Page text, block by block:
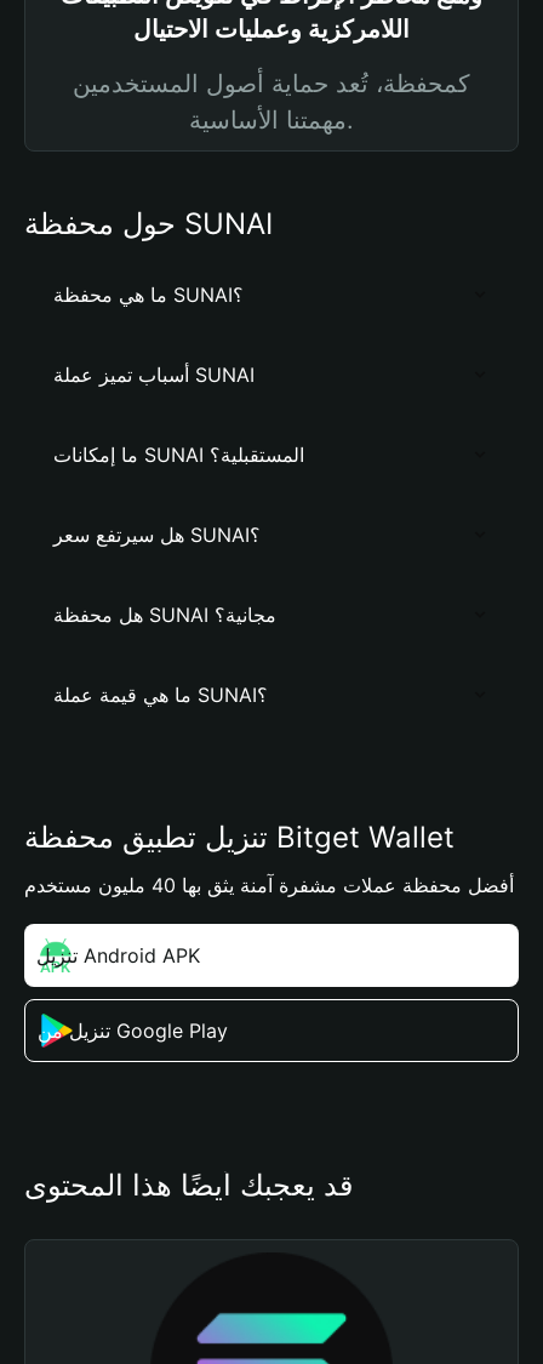
اللامركزية وعمليات الاحتيال
كمحفظة، تُعد حماية أصول المستخدمين
مهمتنا الأساسية.
حول محفظة SUNAI
ما هي محفظة SUNAI؟
أسباب تميز عملة SUNAI
ما إمكانات SUNAI المستقبلية؟
هل سيرتفع سعر SUNAI؟
هل محفظة SUNAI مجانية؟
ما هي قيمة عملة SUNAI؟
تنزيل تطبيق محفظة Bitget Wallet
أفضل محفظة عملات مشفرة آمنة يثق بها 40 مليون مستخدم
تنزيل Android APK
تنزيل من Google Play
قد يعجبك أيضًا هذا المحتوى